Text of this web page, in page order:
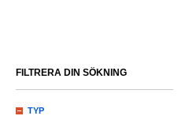
FILTRERA DIN SÖKNING
TYP